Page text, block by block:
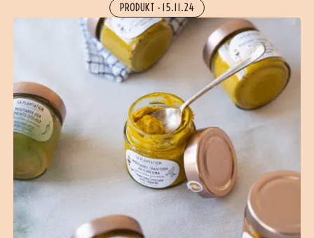
PRODUKT - 15.11.24